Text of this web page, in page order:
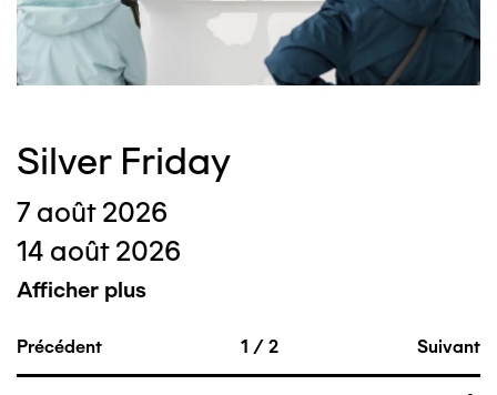
Silver Friday
7 août 2026
14 août 2026
Afficher plus
Précédent 1 / 2 Suivant